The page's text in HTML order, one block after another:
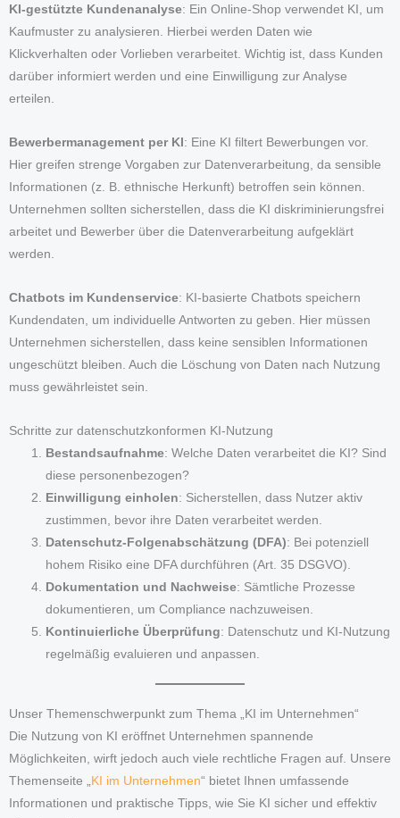
KI-gestützte Kundenanalyse: Ein Online-Shop verwendet KI, um
Kaufmuster zu analysieren. Hierbei werden Daten wie
Klickverhalten oder Vorlieben verarbeitet. Wichtig ist, dass Kunden
darüber informiert werden und eine Einwilligung zur Analyse
erteilen.
Bewerbermanagement per KI : Eine KI filtert Bewerbungen vor.
Hier greifen strenge Vorgaben zur Datenverarbeitung, da sensible
Informationen (z. B. ethnische Herkunft) betroffen sein können.
Unternehmen sollten sicherstellen, dass die KI diskriminierungsfrei
arbeitet und Bewerber über die Datenverarbeitung aufgeklärt
werden.
Chatbots im Kundenservice: KI-basierte Chatbots speichern
Kundendaten, um individuelle Antworten zu geben. Hier müssen
Unternehmen sicherstellen, dass keine sensiblen Informationen
ungeschützt bleiben. Auch die Löschung von Daten nach Nutzung
muss gewährleistet sein.
Schritte zur datenschutzkonformen KI-Nutzung
Bestandsaufnahme: Welche Daten verarbeitet die KI? Sind
diese personenbezogen?
Einwilligung einholen: Sicherstellen, dass Nutzer aktiv
zustimmen, bevor ihre Daten verarbeitet werden.
Datenschutz-Folgenabschätzung (DFA): Bei potenziell
hohem Risiko eine DFA durchführen (Art. 35 DSGVO).
Dokumentation und Nachweise: Sämtliche Prozesse
dokumentieren, um Compliance nachzuweisen.
Kontinuierliche Überprüfung: Datenschutz und KI-Nutzung
regelmäßig evaluieren und anpassen.
Unser Themenschwerpunkt zum Thema „KI im Unternehmen“
Die Nutzung von KI eröffnet Unternehmen spannende
Möglichkeiten, wirft jedoch auch viele rechtliche Fragen auf. Unsere
Themenseite „ KI im Unternehmen“ bietet Ihnen umfassende
Informationen und praktische Tipps, wie Sie KI sicher und effektiv